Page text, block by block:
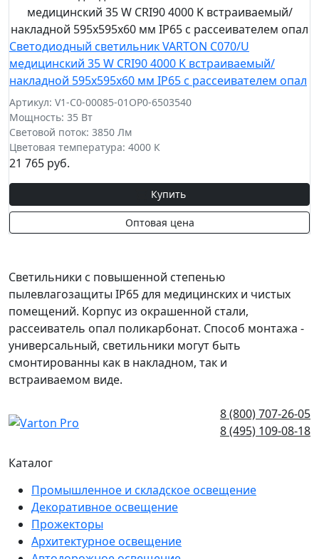
Светодиодный светильник VARTON C070/U
медицинский 35 W CRI90 4000 K встраиваемый/
накладной 595х595х60 мм IP65 с рассеивателем опал
Артикул: V1-C0-00085-01OP0-6503540
Мощность: 35 Вт
Световой поток: 3850 Лм
Цветовая температура: 4000 К
21 765 руб.
Купить
Оптовая цена
Светильники с повышенной степенью
пылевлагозащиты IP65 для медицинских и чистых
помещений. Корпус из окрашенной стали,
рассеиватель опал поликарбонат. Способ монтажа -
универсальный, светильники могут быть
смонтированны как в накладном, так и
встраиваемом виде.
8 (800) 707-26-05
8 (495) 109-08-18
Каталог
Промышленное и складское освещение
Декоративное освещение
Прожекторы
Архитектурное освещение